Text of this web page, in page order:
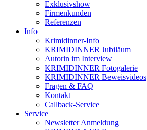
Exklusivshow
Firmenkunden
Referenzen
Info
Krimidinner-Info
KRIMIDINNER Jubiläum
Autorin im Interview
KRIMIDINNER Fotogalerie
KRIMIDINNER Beweisvideos
Fragen & FAQ
Kontakt
Callback-Service
Service
Newsletter Anmeldung